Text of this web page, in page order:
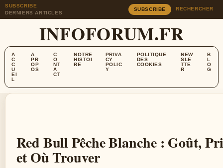
SUBSCRIBE
DERNIERS ARTICLES
SUBSCRIBE RECHERCHER
INFOFORUM.FR
A
C
C
U
EI
L
A
PR
OP
OS
C
O
NT
A
CT
NOTRE
HISTOI
RE
PRIVA
CY
POLIC
Y
POLITIQUE
DES
COOKIES
NEW
SLE
TTE
R
B
L
O
G
Red Bull Pêche Blanche : Goût,
et Où Trouver